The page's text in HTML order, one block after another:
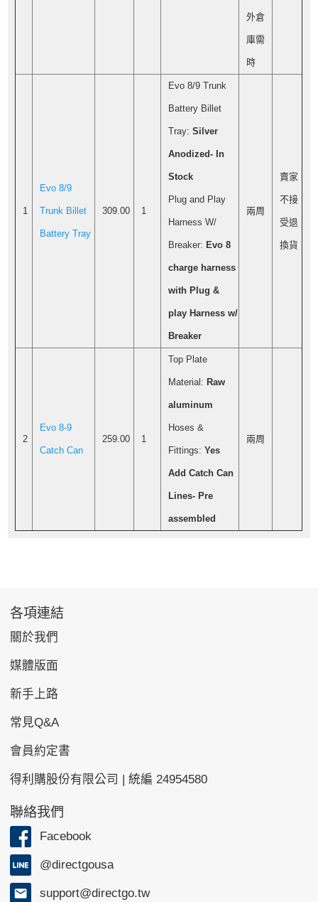
外倉
庫需
時
1
Evo 8/9
Trunk Billet
Battery Tray
309.00 1
Evo 8/9 Trunk
Battery Billet
Tray:Silver
Anodized- In
Stock
Plug and Play
Harness W/
Breaker: Evo 8
charge harness
with Plug &
play Harness w/
Breaker
兩周
賣家
不接
受退
換貨
2
Evo 8-9
Catch Can
259.00 1
Top Plate
Material: Raw
aluminum
Hoses &
Fittings:Yes
Add Catch Can
Lines- Pre
assembled
兩周
各項連結
關於我們
媒體版面
新手上路
常見Q&A
會員約定書
得利購股份有限公司 | 統編 24954580
聯絡我們
Facebook
@directgousa
support@directgo.tw